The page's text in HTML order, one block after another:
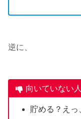
逆に、
向いていない人
貯める？えっ